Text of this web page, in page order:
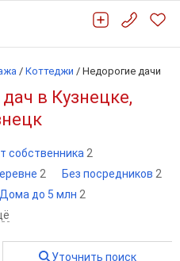
/ Коттеджи / Недорогие дачи
в Кузнецке,
собственника 2
2 Без посредников 2
Дома до 5 млн 2
Уточнить поиск